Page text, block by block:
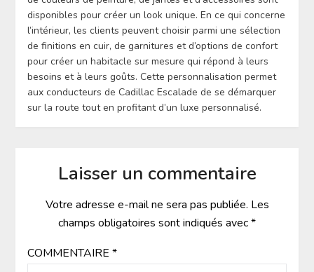
disponibles pour créer un look unique. En ce qui concerne
l’intérieur, les clients peuvent choisir parmi une sélection
de finitions en cuir, de garnitures et d’options de confort
pour créer un habitacle sur mesure qui répond à leurs
besoins et à leurs goûts. Cette personnalisation permet
aux conducteurs de Cadillac Escalade de se démarquer
sur la route tout en profitant d’un luxe personnalisé.
Laisser un commentaire
Votre adresse e-mail ne sera pas publiée. Les
champs obligatoires sont indiqués avec*
COMMENTAIRE *